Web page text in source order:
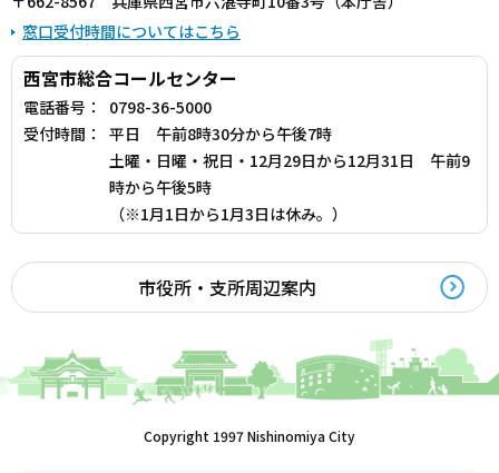
窓口受付時間についてはこちら
西宮市総合コールセンター
電話番号：
0798-36-5000
受付時間：
平日 午前8時30分から午後7時
土曜・日曜・祝日・12月29日から12月31日 午前9
時から午後5時
（※1月1日から1月3日は休み。）
市役所・支所周辺案内
Copyright 1997 Nishinomiya City